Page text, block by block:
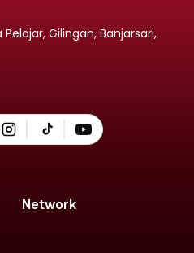
Gilingan, Banjarsari,
Network